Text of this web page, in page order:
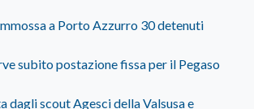
a Porto Azzurro 30 detenuti
subito postazione fissa per il Pegaso
dagli scout Agesci della Valsusa e